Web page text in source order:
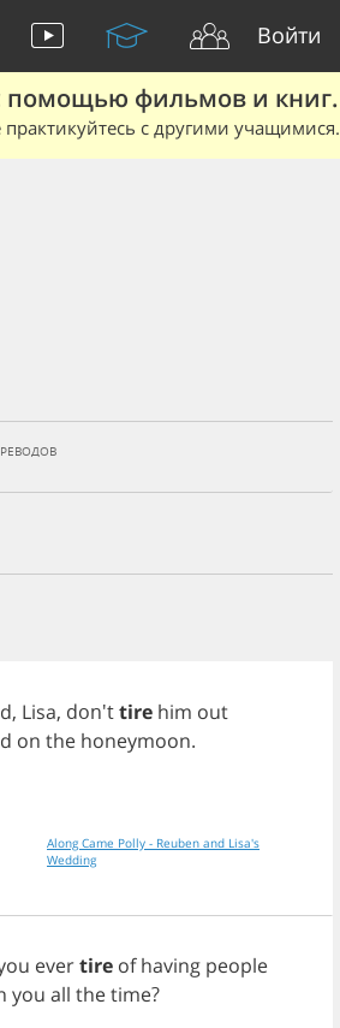
Войти
помощью фильмов и книг.
с другими учащимися.
, Lisa, don'ttire him out
on the honeymoon.
Along Came Polly - Reuben and Lisa's
Wedding
evertire of having people
you all thetime?